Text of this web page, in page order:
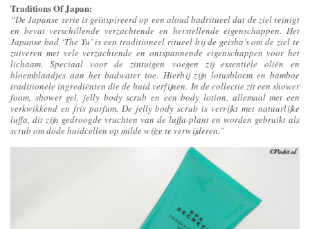
Traditions Of Japan:
“De Japanse serie is geïnspireerd op een aloud badritueel dat de ziel reinigt
en bevat verschillende verzachtende en herstellende eigenschappen. Het
Japanse bad ‘The Yu’ is een traditioneel ritueel bij de geisha’s om de ziel te
zuiveren met vele verzachtende en ontspannende eigenschappen voor het
lichaam. Speciaal voor de zintuigen voegen zij essentiële oliën en
bloemblaadjes aan het badwater toe. Hierbij zijn lotusbloem en bamboe
traditionele ingrediënten die de huid verfijnen. In de collectie zit een shower
foam, shower gel, jelly body scrub en een body lotion, allemaal met een
verkwikkend en fris parfum. De jelly body scrub is verrijkt met natuurlijke
luffa, dit zijn gedroogde vruchten van de luffa-plant en worden gebruikt als
scrub om dode huidcellen op milde wijze te verwijderen.”